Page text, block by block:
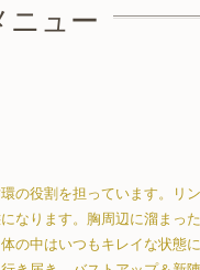
ニュー
の役割を担っています。リ
なります。胸周辺に溜まっ
の中はいつもキレイな状態